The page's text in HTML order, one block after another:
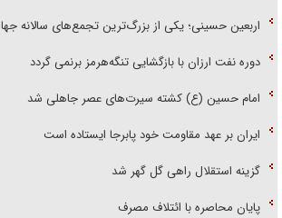
اربعین حسینی؛ یکی از بزرگ‌ترین تجمع‌های سالانه
دوره نفت ارزان با بازگشایی تنگه‌هرمز برنمی گردد
امام حسین (ع) کشته سیرت‌های عصر جاهلی شد
ایران بر عهد مقاومت خود پابرجا ایستاده است
گزینه استقلال راهی گل گهر شد
پایان محاصره با ائتلاف مصرف